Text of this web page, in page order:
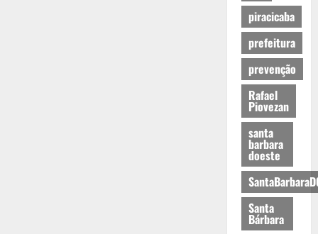
piracicaba
prefeitura
prevenção
Rafael
Piovezan
santa
barbara
doeste
Santa
Bárbara